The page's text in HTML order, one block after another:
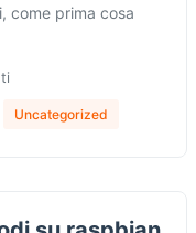
come prima cosa
Uncategorized